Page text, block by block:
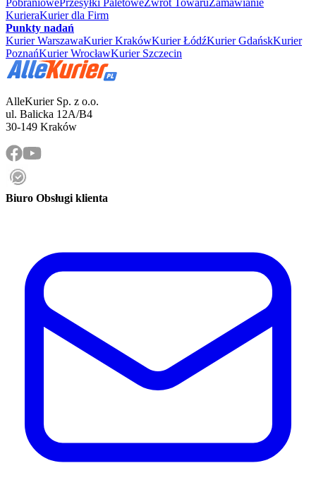
PobraniowePrzesyłki PaletoweZwrot TowaruZamawianie
KurieraKurier dla Firm
Punkty nadań
Kurier WarszawaKurier KrakówKurier ŁódźKurier GdańskKurier
PoznańKurier WrocławKurier Szczecin
AlleKurier Sp. z o.o.
ul. Balicka 12A/B4
30-149 Kraków
Biuro Obsługi klienta